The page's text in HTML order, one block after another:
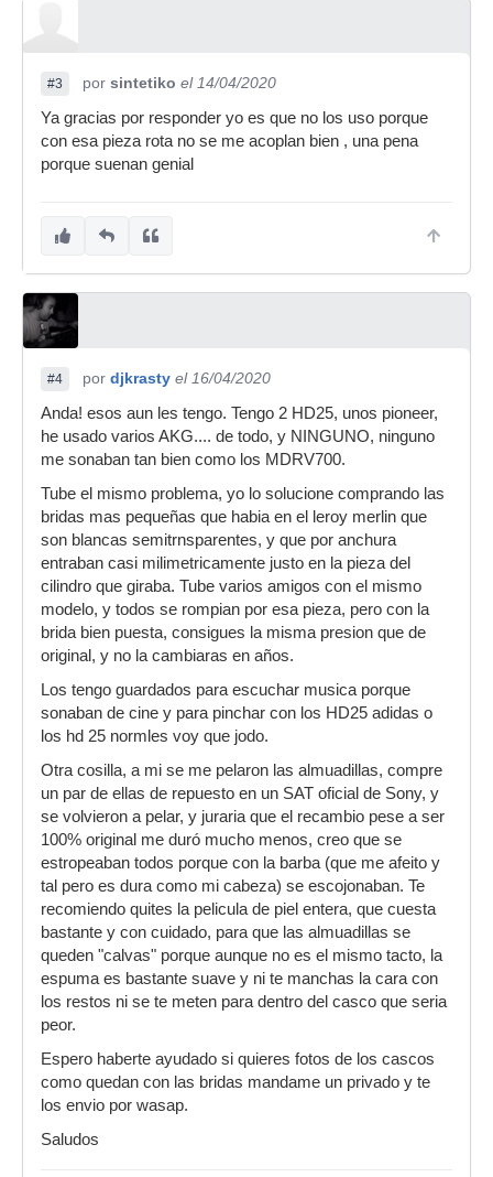
#3 por sintetiko el 14/04/2020
Ya gracias por responder yo es que no los uso porque
con esa pieza rota no se me acoplan bien , una pena
porque suenan genial
#4 por djkrasty el 16/04/2020
Anda! esos aun les tengo. Tengo 2 HD25, unos pioneer,
he usado varios AKG.... de todo, y NINGUNO, ninguno
me sonaban tan bien como los MDRV700.
Tube el mismo problema, yo lo solucione comprando las
bridas mas pequeñas que habia en el leroy merlin que
son blancas semitrnsparentes, y que por anchura
entraban casi milimetricamente justo en la pieza del
cilindro que giraba. Tube varios amigos con el mismo
modelo, y todos se rompian por esa pieza, pero con la
brida bien puesta, consigues la misma presion que de
original, y no la cambiaras en años.
Los tengo guardados para escuchar musica porque
sonaban de cine y para pinchar con los HD25 adidas o
los hd 25 normles voy que jodo.
Otra cosilla, a mi se me pelaron las almuadillas, compre
un par de ellas de repuesto en un SAT oficial de Sony, y
se volvieron a pelar, y juraria que el recambio pese a ser
100% original me duró mucho menos, creo que se
estropeaban todos porque con la barba (que me afeito y
tal pero es dura como mi cabeza) se escojonaban. Te
recomiendo quites la pelicula de piel entera, que cuesta
bastante y con cuidado, para que las almuadillas se
queden "calvas" porque aunque no es el mismo tacto, la
espuma es bastante suave y ni te manchas la cara con
los restos ni se te meten para dentro del casco que seria
peor.
Espero haberte ayudado si quieres fotos de los cascos
como quedan con las bridas mandame un privado y te
los envio por wasap.
Saludos